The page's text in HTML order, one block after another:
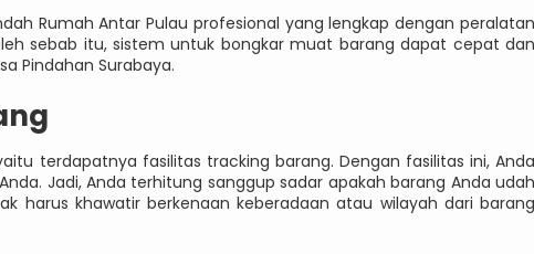
Rumah Antar Pulau profesional yang lengkap dengan peralatan
sebab itu, sistem untuk bongkar muat barang dapat cepat dan
Pindahan Surabaya.
terdapatnya fasilitas tracking barang. Dengan fasilitas ini, Anda
Jadi, Anda terhitung sanggup sadar apakah barang Anda udah
harus khawatir berkenaan keberadaan atau wilayah dari barang